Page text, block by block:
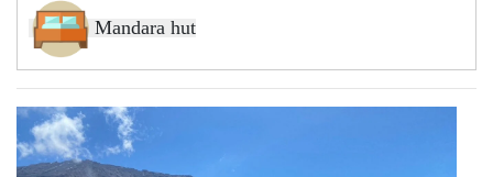
Mandara hut